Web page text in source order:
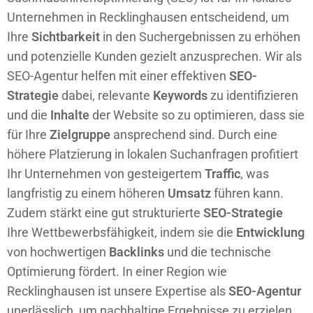
Unternehmen in Recklinghausen entscheidend, um
Ihre Sichtbarkeit in den Suchergebnissen zu erhöhen
und potenzielle Kunden gezielt anzusprechen. Wir als
SEO-Agentur helfen mit einer effektiven SEO-
Strategie dabei, relevante Keywords zu identifizieren
und die Inhalte der Website so zu optimieren, dass sie
für Ihre Zielgruppe ansprechend sind. Durch eine
höhere Platzierung in lokalen Suchanfragen profitiert
Ihr Unternehmen von gesteigertem Traffic, was
langfristig zu einem höheren Umsatzführen kann.
Zudem stärkt eine gut strukturierte SEO-Strategie
Ihre Wettbewerbsfähigkeit, indem sie die Entwicklung
von hochwertigen Backlinks und die technische
Optimierung fördert. In einer Region wie
Recklinghausen ist unsere Expertise alsSEO-Agentur